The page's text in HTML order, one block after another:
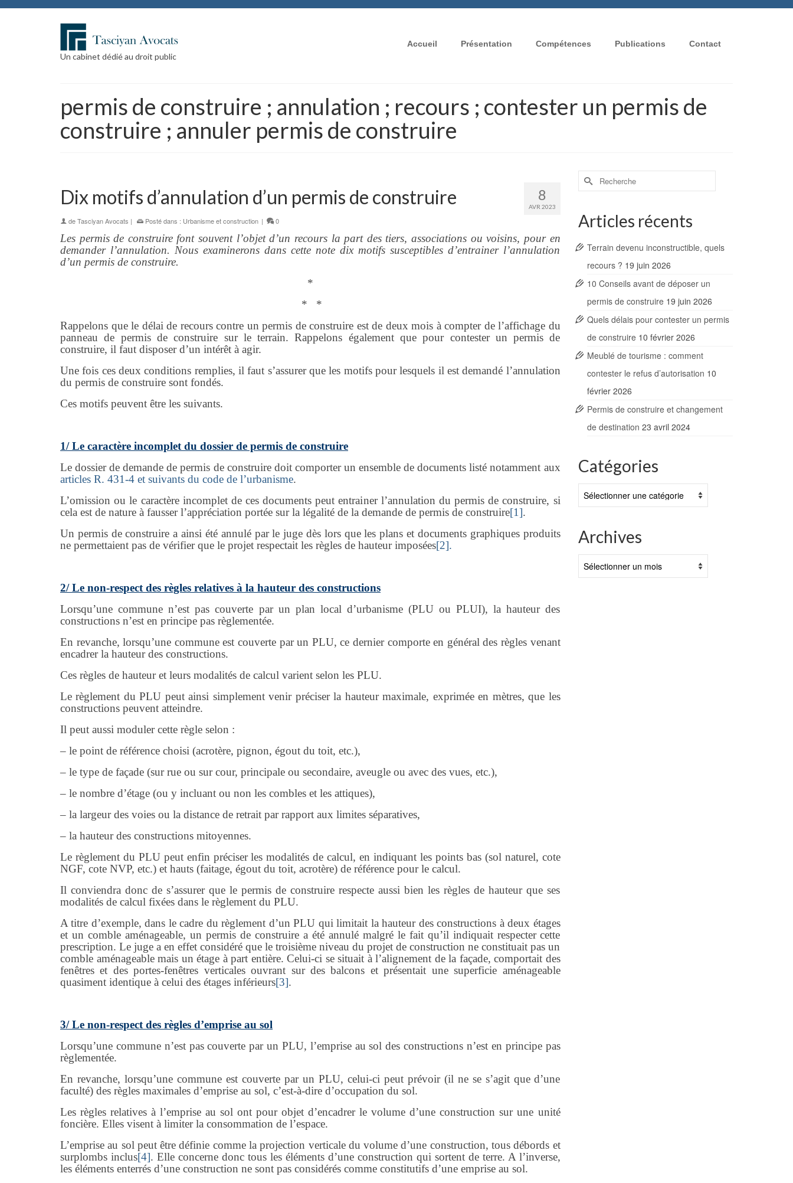
Un cabinet dédié au droit public
Accueil Présentation Compétences Publications Contact
permis de construire ; annulation ; recours ; contester un permis de
construire ; annuler permis de construire
8
AVR 2023
Dix motifs d’annulation d’un permis de construire
deTasciyan Avocats | Posté dans : Urbanisme et construction | 0
Les permis de construire font souvent l’objet d’un recours la part des tiers, associations ou voisins, pour en
demander l’annulation. Nous examinerons dans cette note dix motifs susceptibles d’entrainer l’annulation
d’un permis de construire.
*
* *
Rappelons que le délai de recours contre un permis de construire est de deux mois à compter de l’affichage du
panneau de permis de construire sur le terrain. Rappelons également que pour contester un permis de
construire, il faut disposer d’un intérêt à agir.
Une fois ces deux conditions remplies, il faut s’assurer que les motifs pour lesquels il est demandé l’annulation
du permis de construire sont fondés.
Ces motifs peuvent être les suivants.
1/ Le caractère incomplet du dossier de permis de construire
Le dossier de demande de permis de construire doit comporter un ensemble de documents listé notamment aux
articles R. 431-4 et suivants du code de l’urbanisme.
L’omission ou le caractère incomplet de ces documents peut entrainer l’annulation du permis de construire, si
cela est de nature à fausser l’appréciation portée sur la légalité de la demande de permis de construire[1].
Un permis de construire a ainsi été annulé par le juge dès lors que les plans et documents graphiques produits
ne permettaient pas de vérifier que le projet respectait les règles de hauteur imposées[2].
2/ Le non-respect des règles relatives à la hauteur des constructions
Lorsqu’une commune n’est pas couverte par un plan local d’urbanisme (PLU ou PLUI), la hauteur des
constructions n’est en principe pas règlementée.
En revanche, lorsqu’une commune est couverte par un PLU, ce dernier comporte en général des règles venant
encadrer la hauteur des constructions.
Ces règles de hauteur et leurs modalités de calcul varient selon les PLU.
Le règlement du PLU peut ainsi simplement venir préciser la hauteur maximale, exprimée en mètres, que les
constructions peuvent atteindre.
Il peut aussi moduler cette règle selon :
– le point de référence choisi (acrotère, pignon, égout du toit, etc.),
– le type de façade (sur rue ou sur cour, principale ou secondaire, aveugle ou avec des vues, etc.),
– le nombre d’étage (ou y incluant ou non les combles et les attiques),
– la largeur des voies ou la distance de retrait par rapport aux limites séparatives,
– la hauteur des constructions mitoyennes.
Le règlement du PLU peut enfin préciser les modalités de calcul, en indiquant les points bas (sol naturel, cote
NGF, cote NVP, etc.) et hauts (faitage, égout du toit, acrotère) de référence pour le calcul.
Il conviendra donc de s’assurer que le permis de construire respecte aussi bien les règles de hauteur que ses
modalités de calcul fixées dans le règlement du PLU.
A titre d’exemple, dans le cadre du règlement d’un PLU qui limitait la hauteur des constructions à deux étages
et un comble aménageable, un permis de construire a été annulé malgré le fait qu’il indiquait respecter cette
prescription. Le juge a en effet considéré que le troisième niveau du projet de construction ne constituait pas un
comble aménageable mais un étage à part entière. Celui-ci se situait à l’alignement de la façade, comportait des
fenêtres et des portes-fenêtres verticales ouvrant sur des balcons et présentait une superficie aménageable
quasiment identique à celui des étages inférieurs[3].
3/ Le non-respect des règles d’emprise au sol
Lorsqu’une commune n’est pas couverte par un PLU, l’emprise au sol des constructions n’est en principe pas
règlementée.
En revanche, lorsqu’une commune est couverte par un PLU, celui-ci peut prévoir (il ne se s’agit que d’une
faculté) des règles maximales d’emprise au sol, c’est-à-dire d’occupation du sol.
Les règles relatives à l’emprise au sol ont pour objet d’encadrer le volume d’une construction sur une unité
foncière. Elles visent à limiter la consommation de l’espace.
L’emprise au sol peut être définie comme la projection verticale du volume d’une construction, tous débords et
surplombs inclus[4]. Elle concerne donc tous les éléments d’une construction qui sortent de terre. A l’inverse,
les éléments enterrés d’une construction ne sont pas considérés comme constitutifs d’une emprise au sol.
Rechercher :
Articles récents
Terrain devenu inconstructible, quels
recours ? 19 juin 2026
10 Conseils avant de déposer un
permis de construire 19 juin 2026
Quels délais pour contester un permis
de construire 10 février 2026
Meublé de tourisme : comment
contester le refus d’autorisation 10
février 2026
Permis de construire et changement
de destination 23 avril 2024
Catégories
Archives